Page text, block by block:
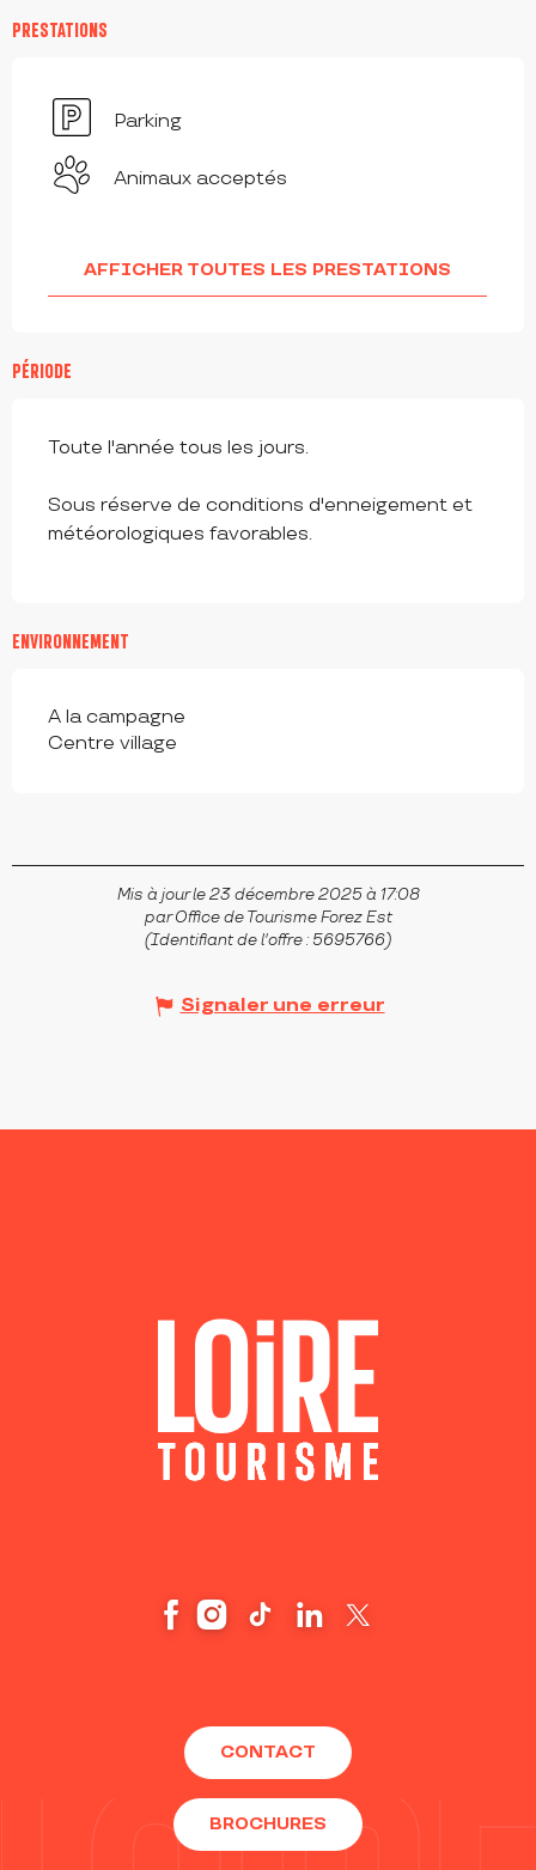
PRESTATIONS
Parking
Animaux acceptés
AFFICHER TOUTES LES PRESTATIONS
PÉRIODE
Toute l'année tous les jours.
Sous réserve de conditions d'enneigement et
météorologiques favorables.
ENVIRONNEMENT
A la campagne
Centre village
Mis à jour le 23 décembre 2025 à 17:08
par Office de Tourisme Forez Est
(Identifiant de l'offre : 5695766)
Signaler une erreur
CONTACT
BROCHURES